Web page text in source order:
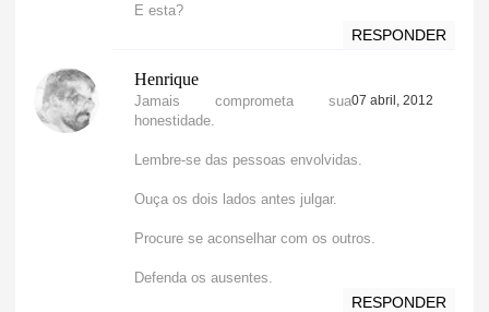
E esta?
RESPONDER
Henrique
07 abril, 2012
Jamais comprometa sua
honestidade.
Lembre-se das pessoas envolvidas.
Ouça os dois lados antes julgar.
Procure se aconselhar com os outros.
Defenda os ausentes.
RESPONDER